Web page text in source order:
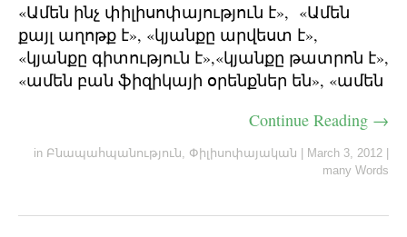
«Ամեն ինչ փիլիսոփայություն է», «Ամեն
քայլ աղոթք է», «կյանքը արվեստ է»,
«կյանքը գիտություն է»,«կյանքը թատրոն է»,
«ամեն բան ֆիզիկայի օրենքներ են», «ամեն
Continue Reading →
in Բնապահպանություն, Փիլիսոփայական March 3, 2012
many Words